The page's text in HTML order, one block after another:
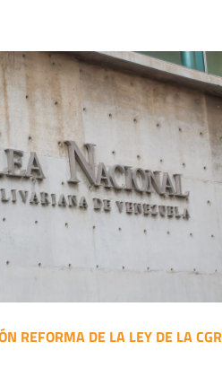
REFORMA DE LA LEY DE LA CGR